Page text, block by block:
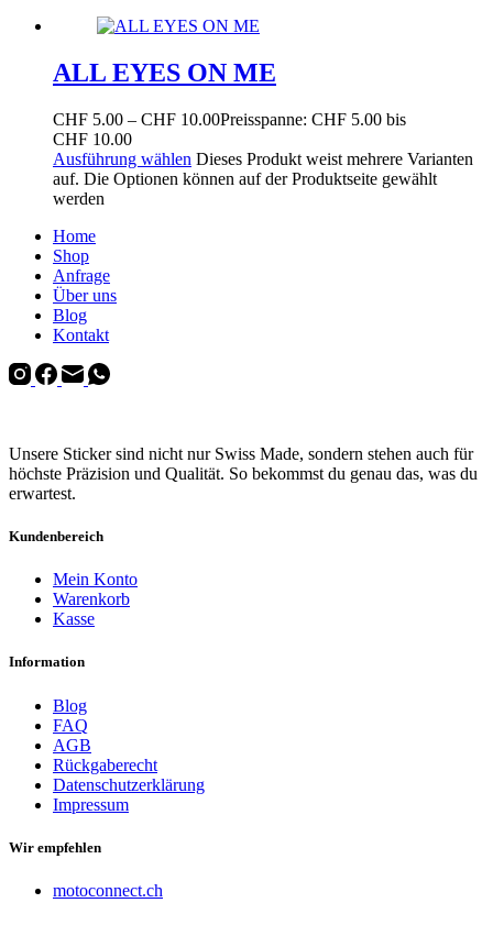
ALL EYES ON ME
CHF 5.00 – CHF 10.00Preisspanne: CHF 5.00 bis
CHF 10.00
Ausführung wählen Dieses Produkt weist mehrere Varianten
auf. Die Optionen können auf der Produktseite gewählt
werden
Home
Shop
Anfrage
Über uns
Blog
Kontakt
Unsere Sticker sind nicht nur Swiss Made, sondern stehen auch für
höchste Präzision und Qualität. So bekommst du genau das, was du
erwartest.
Kundenbereich
Mein Konto
Warenkorb
Kasse
Information
Blog
FAQ
AGB
Rückgaberecht
Datenschutzerklärung
Impressum
Wir empfehlen
motoconnect.ch